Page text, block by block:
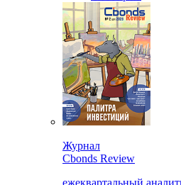
Журнал
Cbonds Review
ежеквартальный